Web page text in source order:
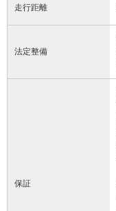
走行距離
法定整備
保証